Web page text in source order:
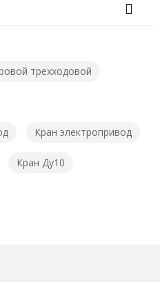
трехходовой
Кран электропривод
Кран Ду10